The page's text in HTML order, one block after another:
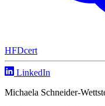
HFDcert
LinkedIn
Michaela Schneider-